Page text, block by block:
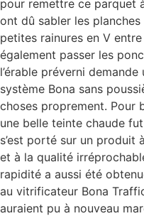
pour remettre ce parquet
ont dû sabler les
petites rainures en V
également passer les
l’érable préverni
système Bona sans
choses proprement. Pour
une belle teinte chaude
s’est porté sur un produit
et à la qualité
rapidité a aussi été
au vitrificateur Bona
auraient pu à nouveau